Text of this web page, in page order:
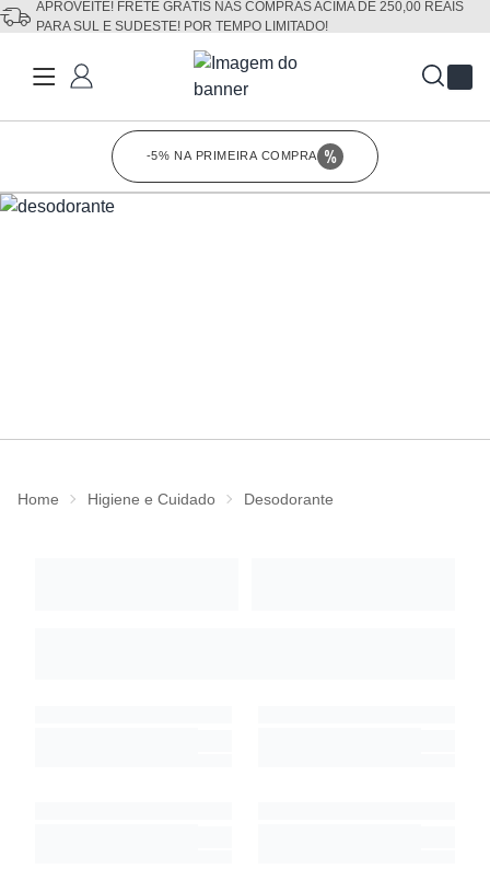
APROVEITE! FRETE GRÁTIS NAS COMPRAS ACIMA DE 250,00 REAIS
PARA SUL E SUDESTE! POR TEMPO LIMITADO!
-5% NA PRIMEIRA COMPRA
Home Higiene e Cuidado Desodorante